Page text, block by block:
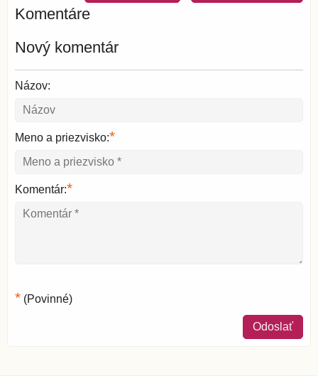
Komentáre
Nový komentár
Názov:
Meno a priezvisko:*
Komentár:*
* (Povinné)
Odoslať